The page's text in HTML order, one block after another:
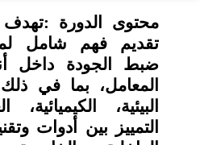
محتوى الدورة :تهدف
تقديم فهم شامل
ضبط الجودة داخل
المعامل، بما في ذلك
البيئية، الكيميائية،
التمييز بين أدوات